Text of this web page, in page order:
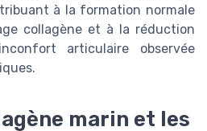
à la formation normale
collagène et à la réduction
articulaire observée
marin et les